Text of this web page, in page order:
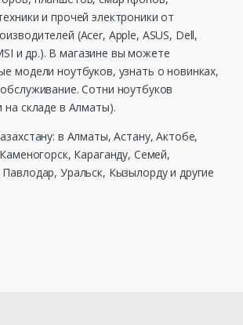
и прочей электроники от
(Acer, Apple, ASUS, Dell,
и др.). В магазине вы можете
модели ноутбуков, узнать о новинках,
Сотни ноутбуков
на складе в Алматы).
в Алматы, Астану, Актобе,
Караганду, Семей,
Уральск, Кызылорду и другие